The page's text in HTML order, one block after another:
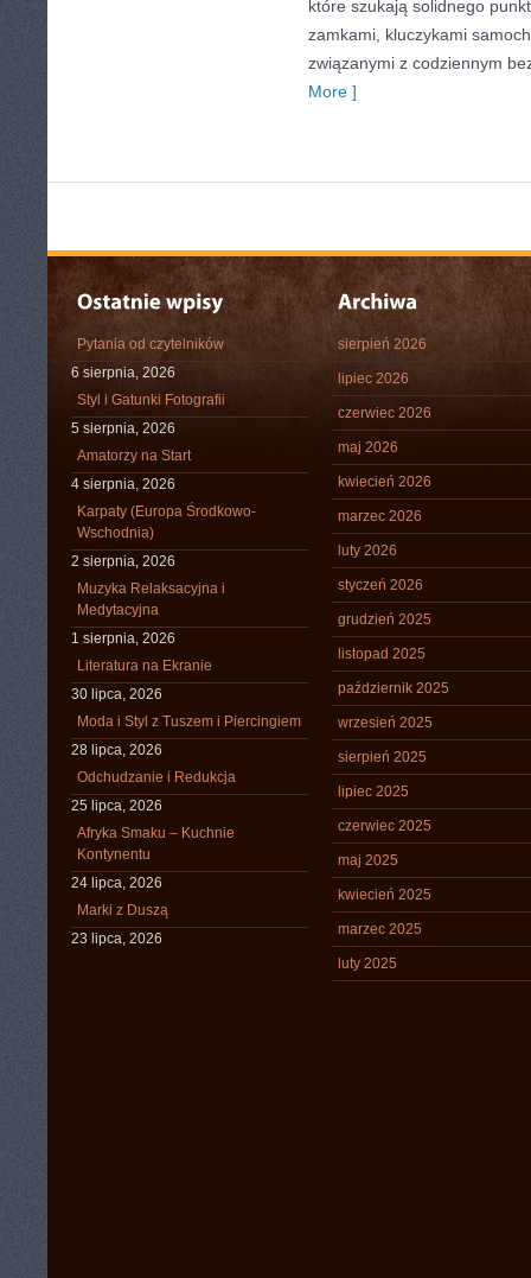
które szukają solidnego
zamkami, kluczykami
związanymi z codziennym
More ]
Pytania od czytelników
6 sierpnia, 2026
Styl i Gatunki Fotografii
5 sierpnia, 2026
Amatorzy na Start
4 sierpnia, 2026
Karpaty (Europa Środkowo-
Wschodnia)
2 sierpnia, 2026
Muzyka Relaksacyjna i
Medytacyjna
1 sierpnia, 2026
Literatura na Ekranie
30 lipca, 2026
Moda i Styl z Tuszem i Piercingiem
28 lipca, 2026
Odchudzanie i Redukcja
25 lipca, 2026
Afryka Smaku – Kuchnie
Kontynentu
24 lipca, 2026
Marki z Duszą
23 lipca, 2026
sierpień 2026
lipiec 2026
czerwiec 2026
maj 2026
kwiecień 2026
marzec 2026
luty 2026
styczeń 2026
grudzień 2025
listopad 2025
październik 2025
wrzesień 2025
sierpień 2025
lipiec 2025
czerwiec 2025
maj 2025
kwiecień 2025
marzec 2025
luty 2025